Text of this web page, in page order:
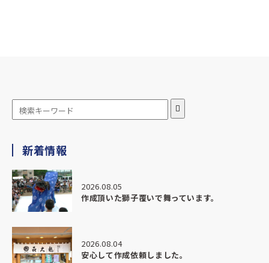
新着情報
2026.08.05
作成頂いた獅子覆いで舞っています。
2026.08.04
安心して作成依頼しました。